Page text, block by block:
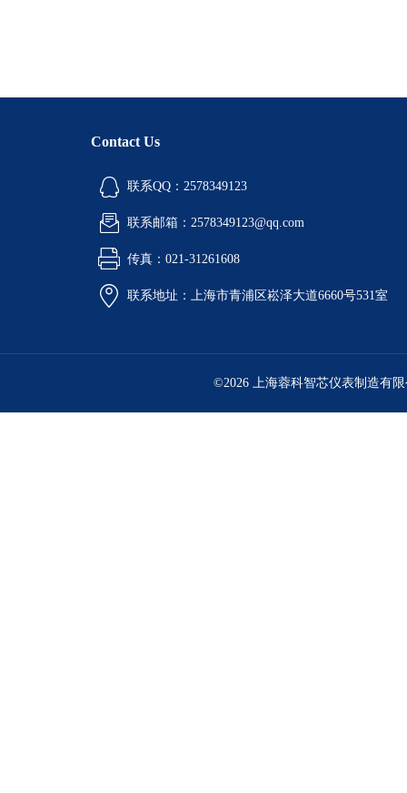
Contact Us
联系QQ：2578349123
联系邮箱：2578349123@qq.com
传真：021-31261608
联系地址：上海市青浦区崧泽大道6660号531室
©2026 上海蓉科智芯仪表制造有